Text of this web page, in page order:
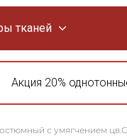
тканей
Акция 20%
с умягчением